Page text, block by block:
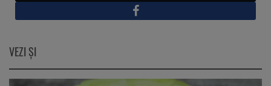
XFacebook
VEZI ŞI